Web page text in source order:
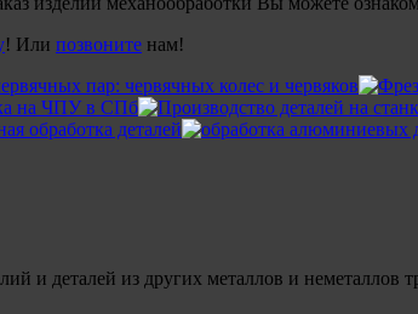
! Или позвоните нам!
и деталей из других металлов и неметаллов